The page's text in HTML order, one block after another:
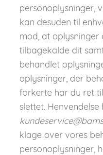
personoplysninger,
kan desuden til
mod, at oplysninger
tilbagekalde dit
behandlet
oplysninger, der
forkerte har du ret
slettet.
klage over vores
personoplysninger,